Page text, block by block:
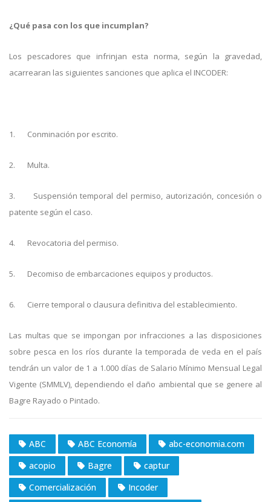
¿Qué pasa con los que incumplan?
Los pescadores que infrinjan esta norma, según la gravedad,
acarrearan las siguientes sanciones que aplica el INCODER:
1. Conminación por escrito.
2. Multa.
3.
Suspensión temporal del permiso, autorización, concesión o
patente según el caso.
4. Revocatoria del permiso.
5. Decomiso de embarcaciones equipos y productos.
6. Cierre temporal o clausura definitiva del establecimiento.
Las multas que se impongan por infracciones a las disposiciones
sobre pesca en los ríos durante la temporada de veda en el país
tendrán un valor de 1 a 1.000 días de Salario Mínimo Mensual Legal
Vigente (SMMLV), dependiendo el daño ambiental que se genere al
Bagre Rayado o Pintado.
ABC ABC Economía
abc-economia.com
acopio
Bagre
captur
Comercialización
Incoder